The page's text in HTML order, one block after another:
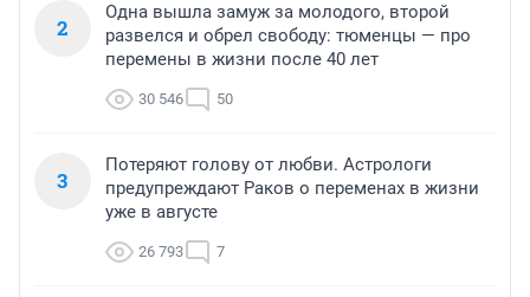
2
Одна вышла замуж за молодого, второй
развелся и обрел свободу: тюменцы — про
перемены в жизни после 40 лет
30 546 50
3
Потеряют голову от любви. Астрологи
предупреждают Раков о переменах в жизни
уже в августе
26 793 7